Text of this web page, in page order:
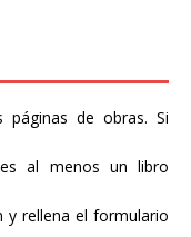
páginas de obras. Si
al menos un libro
y rellena el formulario